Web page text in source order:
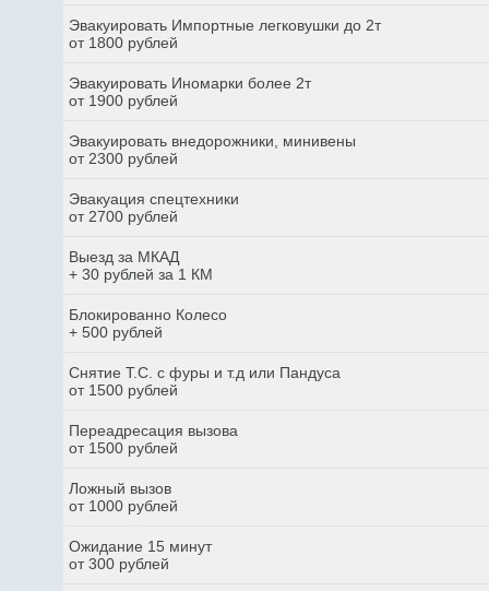
Эвакуировать Импортные легковушки до 2т
от 1800 рублей
Эвакуировать Иномарки более 2т
от 1900 рублей
Эвакуировать внедорожники, минивены
от 2300 рублей
Эвакуация спецтехники
от 2700 рублей
Выезд за МКАД
+ 30 рублей за 1 КМ
Блокированно Колесо
+ 500 рублей
Снятие Т.С. с фуры и т.д или Пандуса
от 1500 рублей
Переадресация вызова
от 1500 рублей
Ложный вызов
от 1000 рублей
Ожидание 15 минут
от 300 рублей